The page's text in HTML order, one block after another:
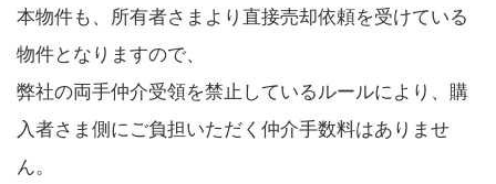
本物件も、所有者さまより直接売却依頼を受けている
物件となりますので、
弊社の両手仲介受領を禁止しているルールにより、購
入者さま側にご負担いただく仲介手数料はありませ
ん。